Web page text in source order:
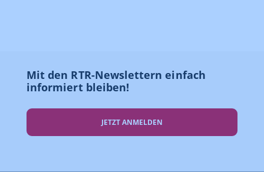
Mit den RTR-Newslettern einfach
informiert bleiben!
JETZT ANMELDEN